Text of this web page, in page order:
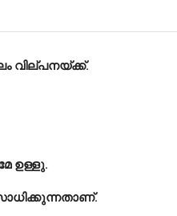
വില്പനയ്ക്ക്.
ഉള്ളു.